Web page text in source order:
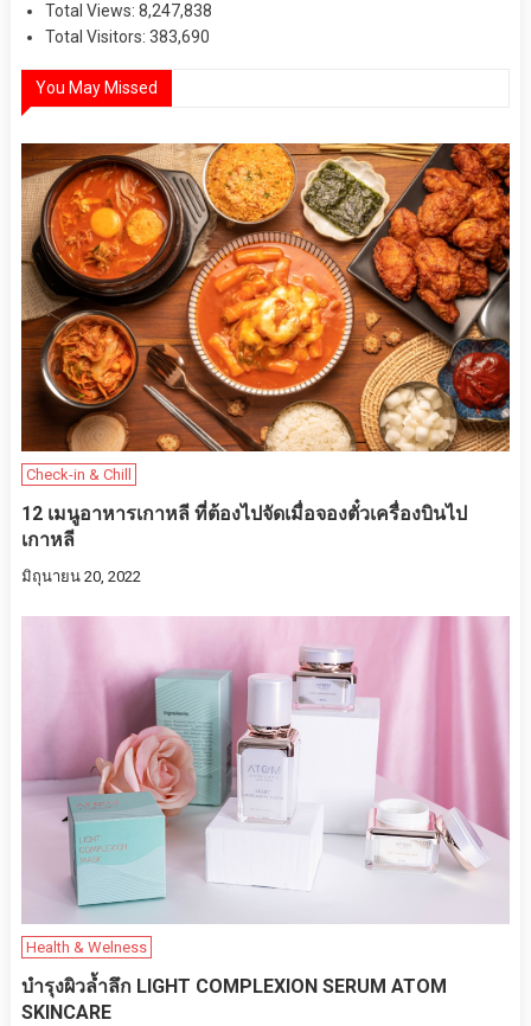
Total Views: 8,247,838
Total Visitors: 383,690
You May Missed
Check-in & Chill
12 เมนูอาหารเกาหลี ที่ต้องไปจัดเมื่อจองตั๋วเครื่องบินไป
เกาหลี
มิถุนายน 20, 2022
Health & Welness
บำรุงผิวล้ำลึก​ ​LIGHT COMPLEXION SERUM ATOM
SKINCARE